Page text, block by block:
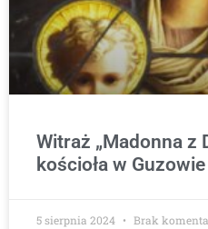
Witraż „Madonna z
kościoła w Guzowie
5 sierpnia 2024 Brak